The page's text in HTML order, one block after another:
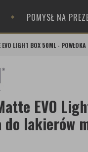
POMYSŁ NA
EVO LIGHT BOX 50ML -
EVO
do lakierów